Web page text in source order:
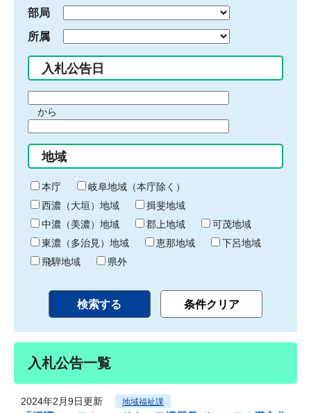
部局
所属
入札公告日
間
始
り
から
間
終
わ
り
地域
本庁
岐阜地域（本庁除く）
西濃（大垣）地域
揖斐地域
中濃（美濃）地域
郡上地域
可茂地域
東濃（多治見）地域
恵那地域
下呂地域
飛騨地域
県外
入札公告一覧
2024年2月9日更新 地域福祉課